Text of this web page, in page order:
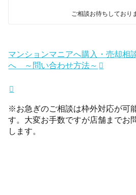
ご相談お待ちしており
マンションマニアへ購入・売却相
へ ～問い合わせ方法～
※お急ぎのご相談は枠外対応が可
す。大変お手数ですが店舗までお
します。